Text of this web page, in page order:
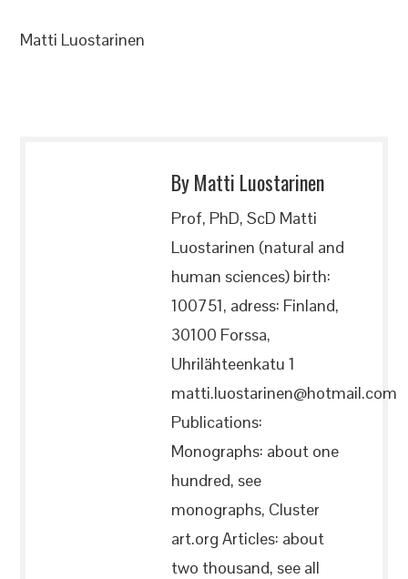
Matti Luostarinen
By Matti Luostarinen
Prof, PhD, ScD Matti
Luostarinen (natural and
human sciences) birth:
100751, adress: Finland,
30100 Forssa,
Uhrilähteenkatu 1
matti.luostarinen@hotmail.com
Publications:
Monographs: about one
hundred, see
monographs, Cluster
art.org Articles: about
two thousand, see all